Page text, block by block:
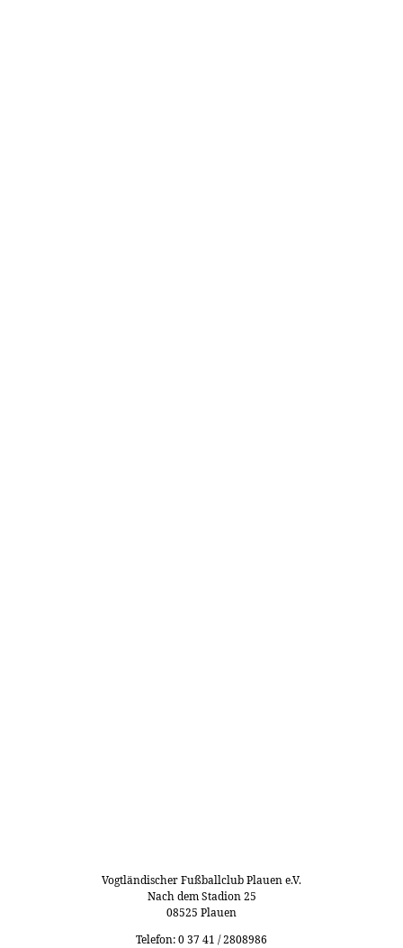
Vogtländischer Fußballclub Plauen e.V.
Nach dem Stadion 25
08525 Plauen
Telefon: 0 37 41 / 2808986